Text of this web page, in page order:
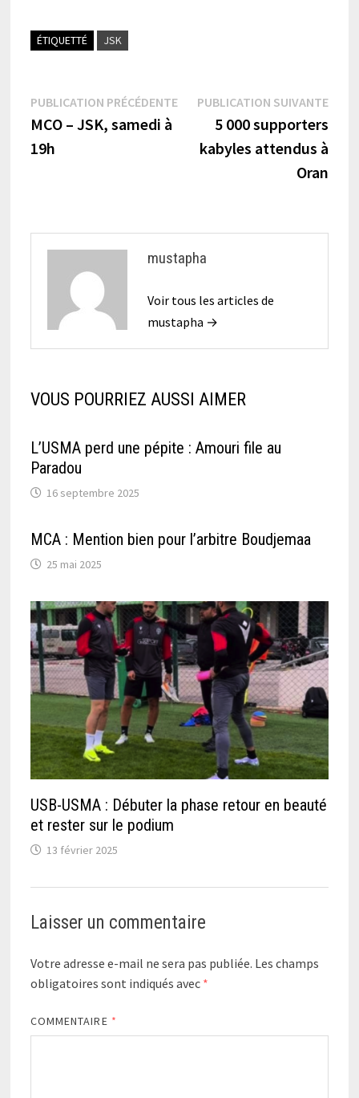
ÉTIQUETTÉ JSK
Navigation
de
PUBLICATION PRÉCÉDENTEPublication
précédente :
MCO – JSK, samedi à
19h
PUBLICATION SUIVANTE
5 000 supporters
kabyles attendus à
Oran
mustapha
Voir tous les articles de
mustapha →
VOUS POURRIEZ AUSSI AIMER
L’USMA perd une pépite : Amouri file au
Paradou
16 septembre 2025
MCA : Mention bien pour l’arbitre Boudjemaa
25 mai 2025
USB-USMA : Débuter la phase retour en beauté
et rester sur le podium
13 février 2025
Laisser un commentaire
Votre adresse e-mail ne sera pas publiée. Les champs
obligatoires sont indiqués avec *
COMMENTAIRE *